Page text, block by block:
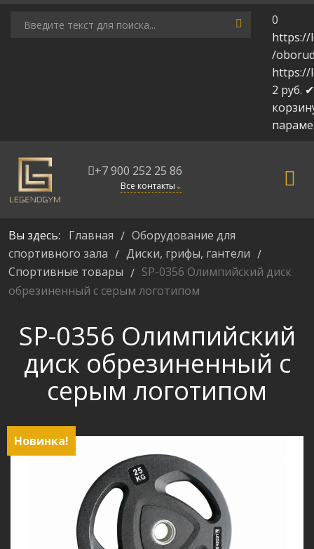
0
https://
/
https://
2 руб.
+7 900 252 25 86
Все контакты⌄
Вы здесь: Главная / Оборудование для
спортивного зала / Диски, грифы, гантели /
Спортивные товары / SP-0356 Олимпийский диск
обрезиненный с серым логотипом
SP-0356 Олимпийский
диск обрезиненный с
серым логотипом
Новинка!